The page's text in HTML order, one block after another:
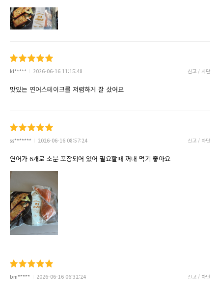
ki***** 2026-06-16 11:15:48 신고 / 차단
맛있는 연어스테이크를 저렴하게 잘 샀어요
ss******* 2026-06-16 08:57:24 신고 / 차단
연어가 6개로 소분 포장되어 있어 필요할때 꺼내 먹기 좋아요
bm***** 2026-06-16 06:32:24 신고 / 차단